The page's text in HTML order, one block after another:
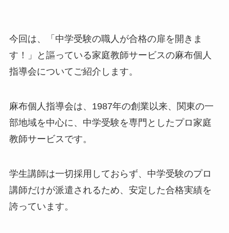
今回は、「中学受験の職人が合格の扉を開きま
す！」と謳っている家庭教師サービスの麻布個人
指導会についてご紹介します。
麻布個人指導会は、1987年の創業以来、関東の一
部地域を中心に、中学受験を専門としたプロ家庭
教師サービスです。
学生講師は一切採用しておらず、中学受験のプロ
講師だけが派遣されるため、安定した合格実績を
誇っています。